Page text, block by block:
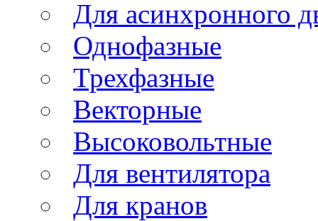
Для асинхронного
Однофазные
Трехфазные
Векторные
Высоковольтные
Для вентилятора
Для кранов